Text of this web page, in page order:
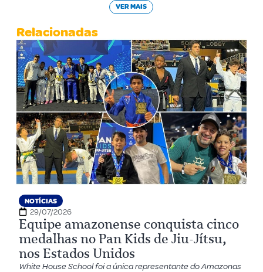
VER MAIS
Relacionadas
NOTÍCIAS
29/07/2026
Equipe amazonense conquista cinco
medalhas no Pan Kids de Jiu-Jítsu,
nos Estados Unidos
White House School foi a única representante do Amazonas